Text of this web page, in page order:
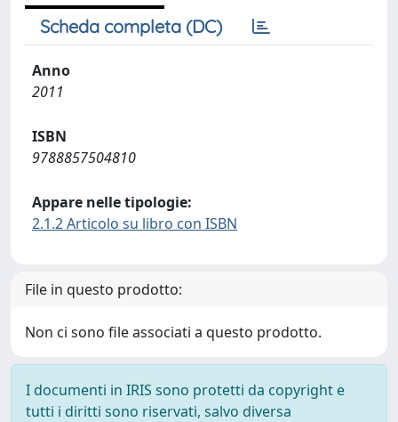
Scheda completa (DC)
Anno
2011
ISBN
9788857504810
Appare nelle tipologie:
2.1.2 Articolo su libro con ISBN
File in questo prodotto:
Non ci sono file associati a questo prodotto.
I documenti in IRIS sono protetti da copyright e
tutti i diritti sono riservati, salvo diversa